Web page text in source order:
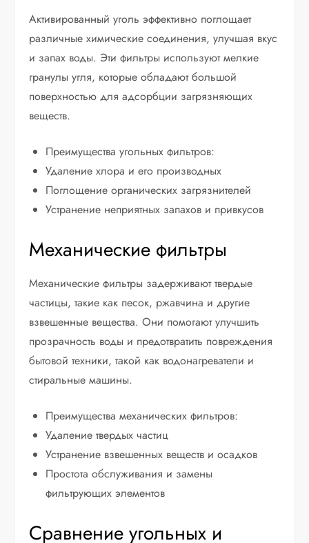
Активированный уголь эффективно поглощает
различные химические соединения, улучшая вкус
и запах воды. Эти фильтры используют мелкие
гранулы угля, которые обладают большой
поверхностью для адсорбции загрязняющих
веществ.
Преимущества угольных фильтров:
Удаление хлора и его производных
Поглощение органических загрязнителей
Устранение неприятных запахов и привкусов
Механические фильтры
Механические фильтры задерживают твердые
частицы, такие как песок, ржавчина и другие
взвешенные вещества. Они помогают улучшить
прозрачность воды и предотвратить повреждения
бытовой техники, такой как водонагреватели и
стиральные машины.
Преимущества механических фильтров:
Удаление твердых частиц
Устранение взвешенных веществ и осадков
Простота обслуживания и замены
фильтрующих элементов
Сравнение угольных и